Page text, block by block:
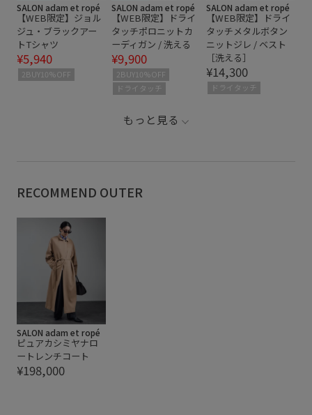
SALON adam et ropé
【WEB限定】ジョル
ジュ・ブラックアー
トTシャツ
¥5,940
2BUY10%OFF
SALON adam et ropé
【WEB限定】ドライ
タッチポロニットカ
ーディガン / 洗える
¥9,900
2BUY10%OFF
ドライタッチ
SALON adam et ropé
【WEB限定】ドライ
タッチメタルボタン
ニットジレ / ベスト
［洗える］
¥14,300
ドライタッチ
もっと見る
RECOMMEND OUTER
SALON adam et ropé
ピュアカシミヤナロ
ートレンチコート
¥198,000